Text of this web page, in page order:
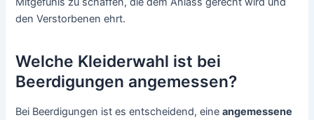
den Verstorbenen ehrt.
Welche Kleiderwahl ist bei
Beerdigungen angemessen?
Bei Beerdigungen ist es entscheidend, eineangemessene